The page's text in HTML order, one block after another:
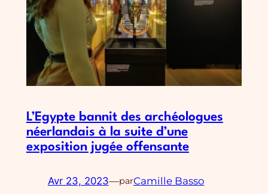
L’Egypte bannit des archéologues
néerlandais à la suite d’une
exposition jugée offensante
Avr 23, 2023—parCamille Basso